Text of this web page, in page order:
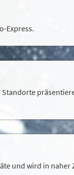
Express.
und wird in